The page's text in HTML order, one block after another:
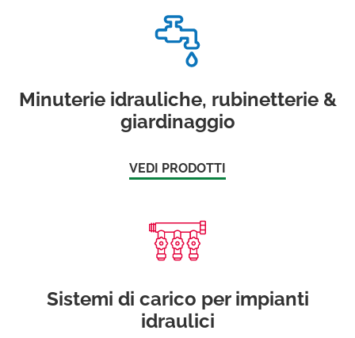
Minuterie idrauliche, rubinetterie &
giardinaggio
VEDI PRODOTTI
Sistemi di carico per impianti
idraulici